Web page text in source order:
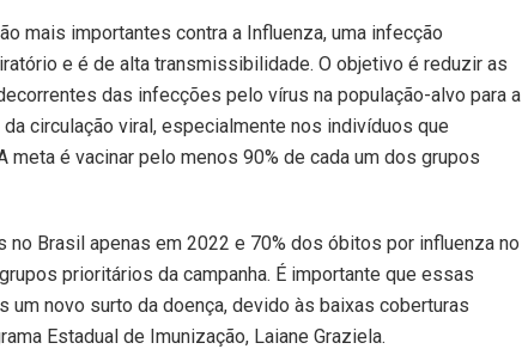
mais importantes contra a Influenza, uma infecção
e é de alta transmissibilidade. O objetivo é reduzir as
das infecções pelo vírus na população-alvo para a
circulação viral, especialmente nos indivíduos que
é vacinar pelo menos 90% de cada um dos grupos
no Brasil apenas em 2022 e 70% dos óbitos por influenza no
prioritários da campanha. É importante que essas
um novo surto da doença, devido às baixas coberturas
Estadual de Imunização, Laiane Graziela.